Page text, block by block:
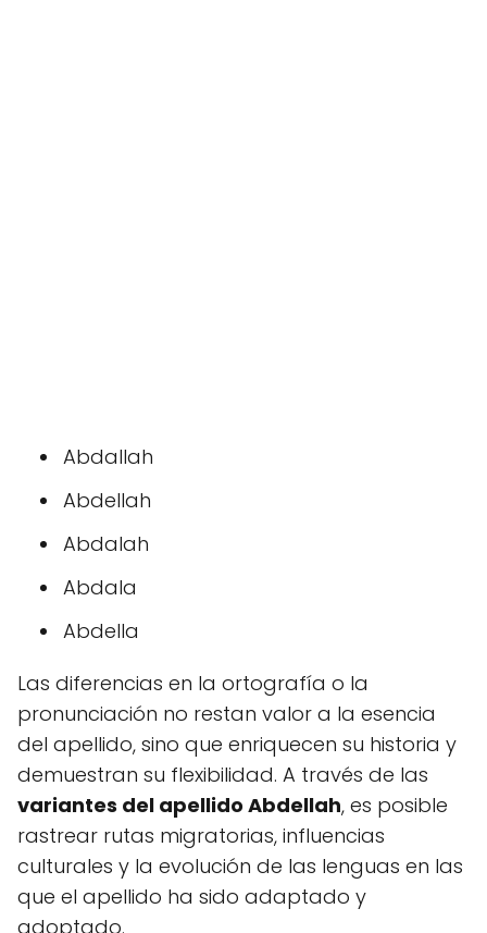
Abdallah
Abdellah
Abdalah
Abdala
Abdella
Las diferencias en la ortografía o la
pronunciación no restan valor a la esencia
del apellido, sino que enriquecen su historia y
demuestran su flexibilidad. A través de las
variantes del apellido Abdellah, es posible
rastrear rutas migratorias, influencias
culturales y la evolución de las lenguas en las
que el apellido ha sido adaptado y
adoptado.